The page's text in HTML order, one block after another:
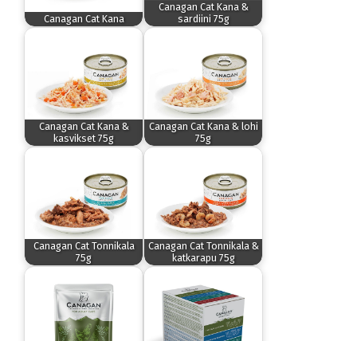
Canagan Cat Kana
Canagan Cat Kana &
sardiini 75g
Canagan Cat Kana &
kasvikset 75g
Canagan Cat Kana & lohi
75g
Canagan Cat Tonnikala
75g
Canagan Cat Tonnikala &
katkarapu 75g